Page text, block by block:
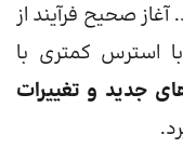
صحیح فرآیند از
استرس کمتری با
جدید و تغییرات